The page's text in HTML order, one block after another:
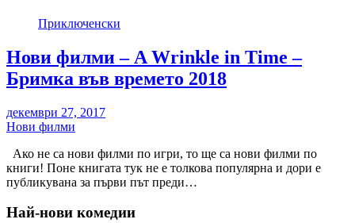
Приключенски
Нови филми – A Wrinkle in Time –
Бримка във времето 2018
декември 27, 2017
Нови филми
Ако не са нови филми по игри, то ще са нови филми по
книги! Поне книгата тук не е толкова популярна и дори е
публикувана за първи път преди…
Най-нови комедии